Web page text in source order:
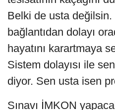
Belki de usta değilsin.
bağlantıdan dolayı
hayatını karartmaya
Sistem dolayısı ile
diyor. Sen usta isen
Sınavı İMKON